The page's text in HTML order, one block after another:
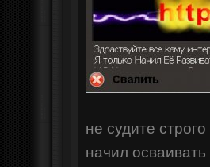
не судите
начил